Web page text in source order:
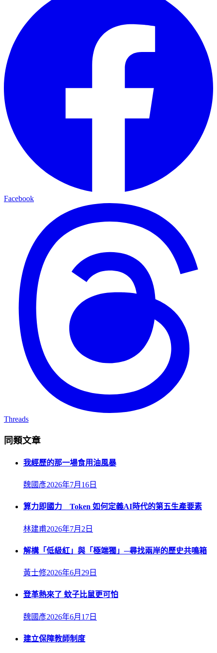
Facebook
Threads
同類文章
我經歷的那一場食用油風暴
魏國彥2026年7月16日
算力即國力 Token 如何定義AI時代的第五生產要素
林建甫2026年7月2日
解構「低級紅」與「極端獨」─尋找兩岸的歷史共鳴箱
黃士修2026年6月29日
登革熱來了 蚊子比鼠更可怕
魏國彥2026年6月17日
建立保障教師制度